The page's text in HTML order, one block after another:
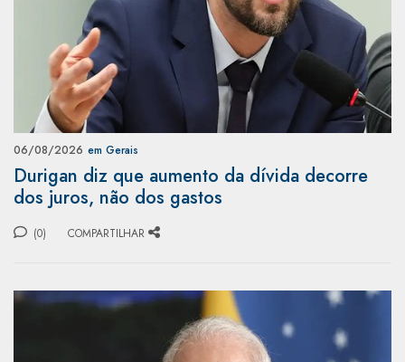
06/08/2026 em Gerais
Durigan diz que aumento da dívida decorre
dos juros, não dos gastos
(0) COMPARTILHAR